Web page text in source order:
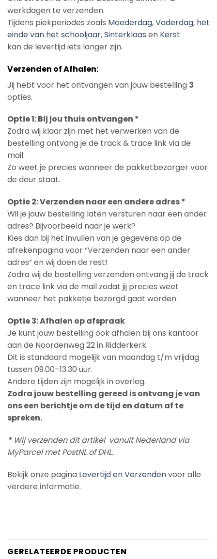
werkdagen te verzenden.
Tijdens piekperiodes zoals Moederdag,Vaderdag, het
einde van het schooljaar,Sinterklaas en Kerst
kan de levertijd iets langer zijn.
Verzenden of Afhalen:
Jij hebt voor het ontvangen van jouw bestelling 3
opties.
Optie 1: Bij jou thuis ontvangen *
Zodra wij klaar zijn met het verwerken van de
bestelling ontvang je de track & trace link via de
mail.
Zo weet je precies wanneer de pakketbezorger voor
de deur staat.
Optie 2: Verzenden naar een andere adres *
Wil je jouw bestelling laten versturen naar een ander
adres? Bijvoorbeeld naar je werk?
Kies dan bij het invullen van je gegevens op de
afrekenpagina voor “Verzenden naar een ander
adres” en wij doen de rest!
Zodra wij de bestelling verzenden ontvang jij de track
en trace link via de mail zodat jij precies weet
wanneer het pakketje bezorgd gaat worden.
Optie 3: Afhalen op afspraak
Je kunt jouw bestelling ook afhalen bij ons kantoor
aan de Noordenweg 22 in Ridderkerk.
Dit is standaard mogelijk van maandag t/m vrijdag
tussen 09.00–13.30 uur.
Andere tijden zijn mogelijk in overleg.
Zodra jouw bestelling gereed is ontvang je van
ons een berichtje om de tijd en datum af te
spreken.
*Wij verzenden dit artikel vanuit Nederland via
MyParcel met PostNL of DHL.
Bekijk onze pagina Levertijd en Verzendenvoor alle
verdere informatie.
GERELATEERDE PRODUCTEN